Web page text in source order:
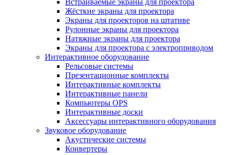
Встраиваемые экраны для проектора
Жёсткие экраны для проектора
Экраны для проекторов на штативе
Рулонные экраны для проектора
Натяжные экраны для проектора
Экраны для проектора с электроприводом
Интерактивное оборудование
Рельсовые системы
Презентационные комплекты
Интерактивные комплекты
Интерактивные панели
Компьютеры OPS
Интерактивные доски
Аксессуары интерактивного оборудования
Звуковое оборудование
Акустические системы
Конвертеры